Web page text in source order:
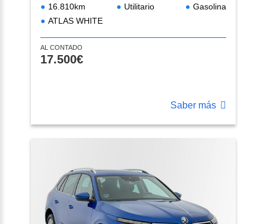
16.810km Utilitario
Gasolina
ATLAS WHITE
AL CONTADO
17.500€
Saber más